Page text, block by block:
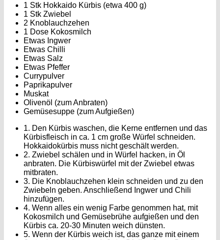
1 Stk Hokkaido Kürbis (etwa 400 g)
1 Stk Zwiebel
2 Knoblauchzehen
1 Dose Kokosmilch
Etwas Ingwer
Etwas Chilli
Etwas Salz
Etwas Pfeffer
Currypulver
Paprikapulver
Muskat
Olivenöl (zum Anbraten)
Gemüsesuppe (zum Aufgießen)
1. Den Kürbis waschen, die Kerne entfernen und das
Kürbisfleisch in ca. 1 cm große Würfel schneiden.
Hokkaidokürbis muss nicht geschält werden.
2. Zwiebel schälen und in Würfel hacken, in Öl
anbraten. Die Kürbiswürfel mit der Zwiebel etwas
mitbraten.
3. Die Knoblauchzehen klein schneiden und zu den
Zwiebeln geben. Anschließend Ingwer und Chili
hinzufügen.
4. Wenn alles ein wenig Farbe genommen hat, mit
Kokosmilch und Gemüsebrühe aufgießen und den
Kürbis ca. 20-30 Minuten weich dünsten.
5. Wenn der Kürbis weich ist, das ganze mit einem